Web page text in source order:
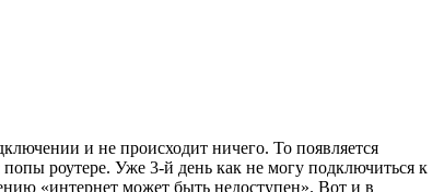
и не происходит ничего. То появляется
роутере. Уже 3-й день как не могу подключиться к
«интернет может быть недоступен». Вот и в